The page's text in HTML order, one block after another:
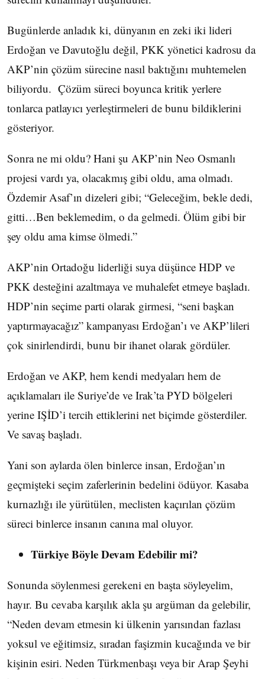
Bugünlerde anladık ki, dünyanın en zeki iki lideri
Erdoğan ve Davutoğlu değil, PKK yönetici kadrosu da
AKP’nin çözüm sürecine nasıl baktığını muhtemelen
biliyordu. Çözüm süreci boyunca kritik yerlere
tonlarca patlayıcı yerleştirmeleri de bunu bildiklerini
gösteriyor.
Sonra ne mi oldu? Hani şu AKP’nin Neo Osmanlı
projesi vardı ya, olacakmış gibi oldu, ama olmadı.
Özdemir Asaf’ın dizeleri gibi; “Geleceğim, bekle dedi,
gitti…Ben beklemedim, o da gelmedi. Ölüm gibi bir
şey oldu ama kimse ölmedi.”
AKP’nin Ortadoğu liderliği suya düşünce HDP ve
PKK desteğini azaltmaya ve muhalefet etmeye başladı.
HDP’nin seçime parti olarak girmesi, “seni başkan
yaptırmayacağız” kampanyası Erdoğan’ı ve AKP’lileri
çok sinirlendirdi, bunu bir ihanet olarak gördüler.
Erdoğan ve AKP, hem kendi medyaları hem de
açıklamaları ile Suriye’de ve Irak’ta PYD bölgeleri
yerine IŞİD’i tercih ettiklerini net biçimde gösterdiler.
Ve savaş başladı.
Yani son aylarda ölen binlerce insan, Erdoğan’ın
geçmişteki seçim zaferlerinin bedelini ödüyor. Kasaba
kurnazlığı ile yürütülen, meclisten kaçırılan çözüm
süreci binlerce insanın canına mal oluyor.
Türkiye Böyle Devam Edebilir mi?
Sonunda söylenmesi gerekeni en başta söyleyelim,
hayır. Bu cevaba karşılık akla şu argüman da gelebilir,
“Neden devam etmesin ki ülkenin yarısından fazlası
yoksul ve eğitimsiz, sıradan faşizmin kucağında ve bir
kişinin esiri. Neden Türkmenbaşı veya bir Arap Şeyhi